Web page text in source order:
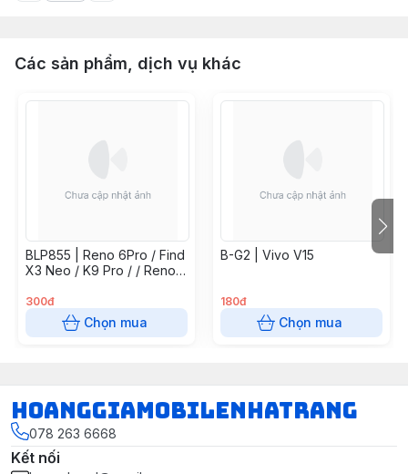
Các sản phẩm, dịch vụ khác
BLP855 | Reno 6Pro / Find
X3 Neo / K9 Pro / / Reno7
4G
300đ
Chọn mua
B-G2 | Vivo V15
180đ
Chọn mua
hoanggiamobilenhatrang
078 263 6668
Kết nối